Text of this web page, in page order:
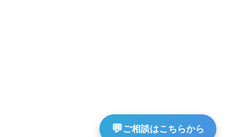
💬ご相談はこちらから